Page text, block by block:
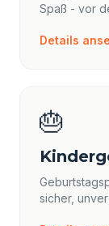
Spaß - vor
Details
🎂
sicher,